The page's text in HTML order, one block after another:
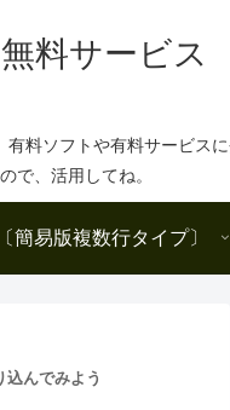
料サービス
料ソフトや有料サービス
で、活用してね。
簡易版複数行タイプ〕
んでみよう